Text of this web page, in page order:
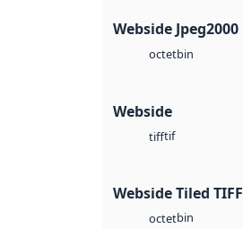
Webside Jpeg2000
octetbin
Webside
tifftif
Webside Tiled TIFF
octetbin